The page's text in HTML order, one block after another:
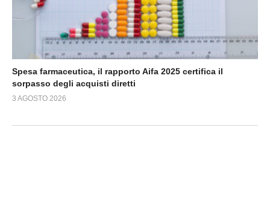
Spesa farmaceutica, il rapporto Aifa 2025 certifica il
sorpasso degli acquisti diretti
3 AGOSTO 2026